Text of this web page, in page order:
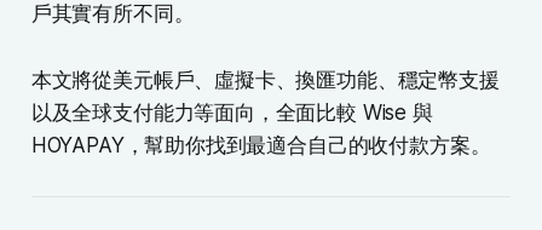
戶其實有所不同。
本文將從美元帳戶、虛擬卡、換匯功能、穩定幣支援
以及全球支付能力等面向，全面比較 Wise 與
HOYAPAY，幫助你找到最適合自己的收付款方案。